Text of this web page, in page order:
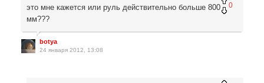
0
это мне кажется или руль действительно больше 800
мм???
botya
24 января 2012, 13:08